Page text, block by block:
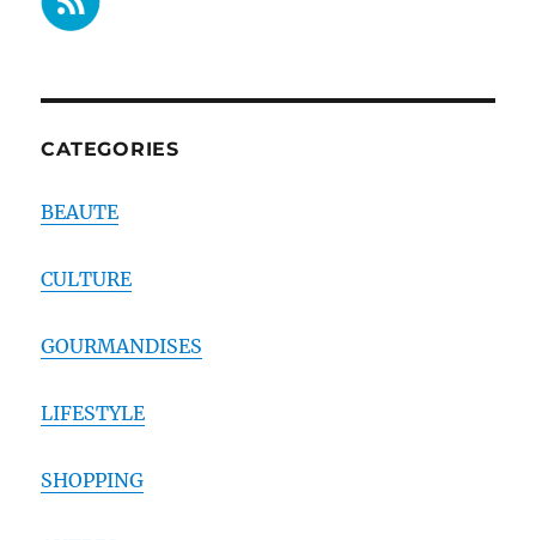
CATEGORIES
BEAUTE
CULTURE
GOURMANDISES
LIFESTYLE
SHOPPING